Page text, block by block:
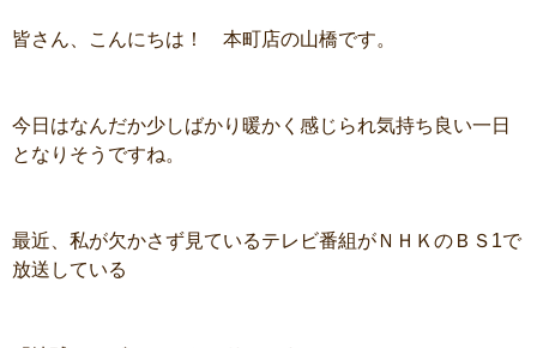
皆さん、こんにちは！ 本町店の山橋です。
今日はなんだか少しばかり暖かく感じられ気持ち良い一日
となりそうですね。
最近、私が欠かさず見ているテレビ番組がＮＨＫのＢＳ1で
放送している